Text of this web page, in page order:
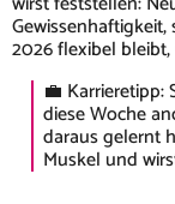
2026 flexibel
💼 Karrieretipp:
diese Woche
daraus gelernt
Muskel und